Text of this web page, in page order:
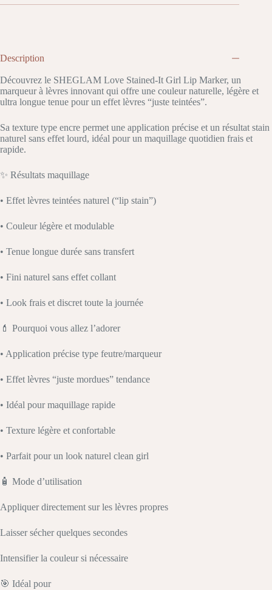
Description
Découvrez le SHEGLAM Love Stained-It Girl Lip Marker, un
marqueur à lèvres innovant qui offre une couleur naturelle, légère et
ultra longue tenue pour un effet lèvres “juste teintées”.
Sa texture type encre permet une application précise et un résultat stain
naturel sans effet lourd, idéal pour un maquillage quotidien frais et
rapide.
✨ Résultats maquillage
• Effet lèvres teintées naturel (“lip stain”)
• Couleur légère et modulable
• Tenue longue durée sans transfert
• Fini naturel sans effet collant
• Look frais et discret toute la journée
💄 Pourquoi vous allez l’adorer
• Application précise type feutre/marqueur
• Effet lèvres “juste mordues” tendance
• Idéal pour maquillage rapide
• Texture légère et confortable
• Parfait pour un look naturel clean girl
🧴 Mode d’utilisation
Appliquer directement sur les lèvres propres
Laisser sécher quelques secondes
Intensifier la couleur si nécessaire
🎯 Idéal pour